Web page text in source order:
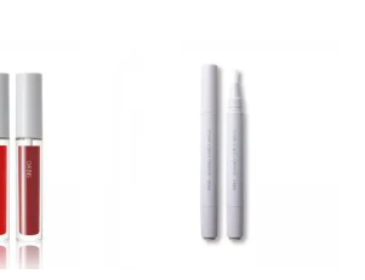
ルPEG‐
りとカバ
きます。2
と“ヒ
液感触で
らかな仕
様々な肌
抑えた質感で、自然で好印象な口元
へと導きます。3種の植物性保湿成
分を組み合わせた「MULTI-３※」
を配合。さらに、ミツロウ、ヒアル
ロン酸、コラーゲン配合で、唇にう
ス、ビワ葉エキス、カミツレ花エキ